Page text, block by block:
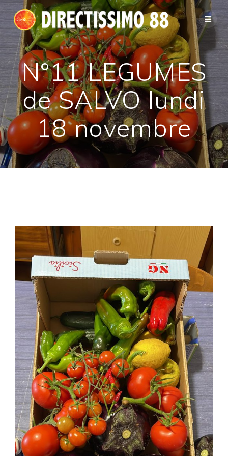
Passer
au
contenu
N°11 LEGUMES
de SALVO lundi
18 novembre